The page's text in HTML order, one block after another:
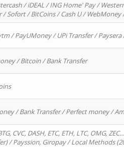
/ iDEAL / ING Home' Pay /
/ Sofort / BitCoins / Cash U /
/ PayUMoney / UPi Transfer /
/ Bitcoin / Bank Transfer
/ Bank Transfer / Perfect money /
CVC, DASH, ETC, ETH, LTC, OMG,
/ Payssion, Giropay / Local Methods